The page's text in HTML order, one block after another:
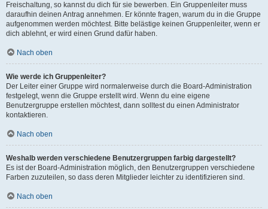
Freischaltung, so kannst du dich für sie bewerben. Ein Gruppenleiter muss
daraufhin deinen Antrag annehmen. Er könnte fragen, warum du in die Gruppe
aufgenommen werden möchtest. Bitte belästige keinen Gruppenleiter, wenn er
dich ablehnt, er wird einen Grund dafür haben.
Nach oben
Wie werde ich Gruppenleiter?
Der Leiter einer Gruppe wird normalerweise durch die Board-Administration
festgelegt, wenn die Gruppe erstellt wird. Wenn du eine eigene
Benutzergruppe erstellen möchtest, dann solltest du einen Administrator
kontaktieren.
Nach oben
Weshalb werden verschiedene Benutzergruppen farbig dargestellt?
Es ist der Board-Administration möglich, den Benutzergruppen verschiedene
Farben zuzuteilen, so dass deren Mitglieder leichter zu identifizieren sind.
Nach oben